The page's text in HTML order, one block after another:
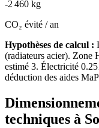
-2 460 kg
CO₂ évité / an
Hypothèses de calcul :
(radiateurs acier). Zone
estimé 3. Électricité
déduction des aides
techniques à